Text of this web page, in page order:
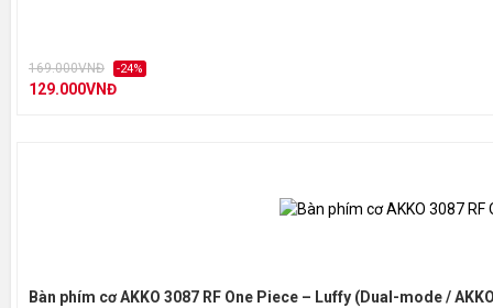
169.000VNĐ -24%
129.000VNĐ
Bàn phím cơ AKKO 3087 RF One Piece – Luffy (Dual-mode /